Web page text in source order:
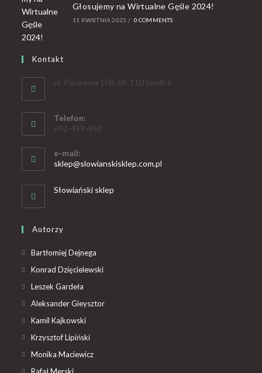
Głosujemy na Wirtualne Gęśle 2024!
11 KWIETNIA 2025 / 0 COMMENTS
Kontakt
ul. Piaskowa 108, 08-110 Siedlce
Telefon:
692-499-450
e-mail:
sklep@slowianskisklep.com.pl
Słowiański sklep
Autorzy
Bartłomiej Dejnega
Konrad Dzięcielewski
Leszek Gardeła
Aleksander Gieysztor
Kamil Kajkowski
Krzysztof Lipiński
Monika Maciewicz